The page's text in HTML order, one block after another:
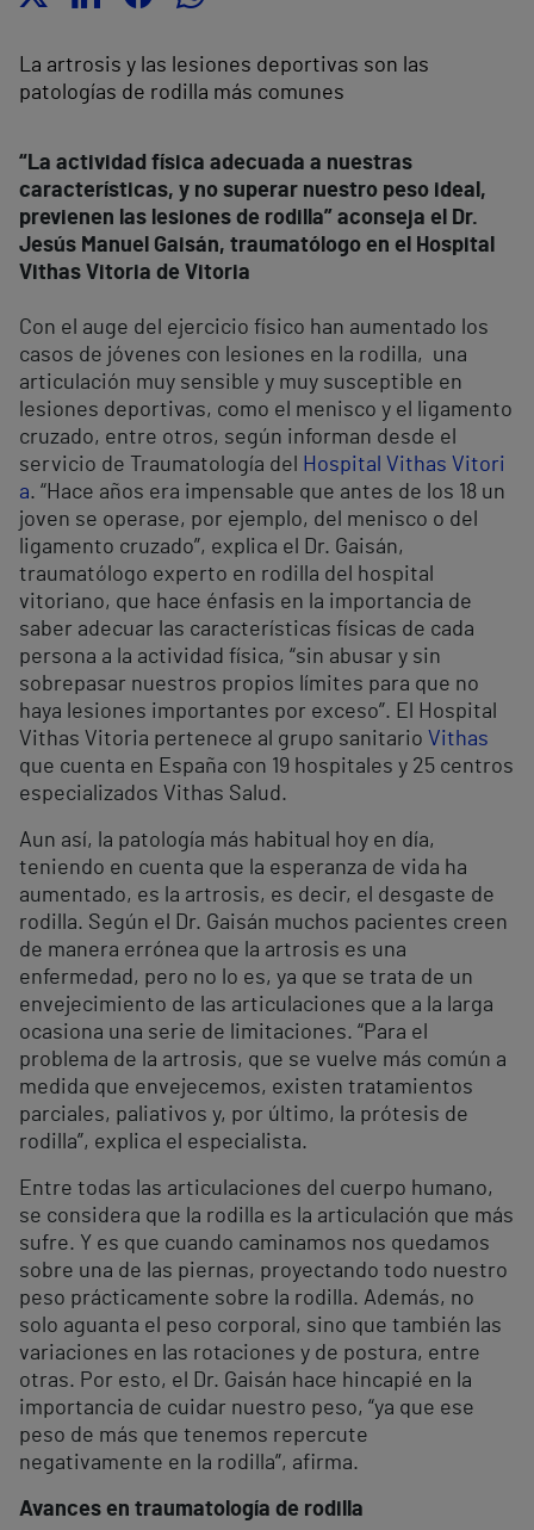
La artrosis y las lesiones deportivas son las
patologías de rodilla más comunes
“La actividad física adecuada a nuestras
características, y no superar nuestro peso ideal,
previenen las lesiones de rodilla” aconseja el Dr.
Jesús Manuel Gaisán, traumatólogo en el Hospital
Vithas Vitoria de Vitoria
Con el auge del ejercicio físico han aumentado los
casos de jóvenes con lesiones en la rodilla, una
articulación muy sensible y muy susceptible en
lesiones deportivas, como el menisco y el ligamento
cruzado, entre otros, según informan desde el
servicio de Traumatología del
Hospital Vithas Vitori
a. “Hace años era impensable que antes de los 18 un
joven se operase, por ejemplo, del menisco o del
ligamento cruzado”, explica el Dr. Gaisán,
traumatólogo experto en rodilla del hospital
vitoriano, que hace énfasis en la importancia de
saber adecuar las características físicas de cada
persona a la actividad física, “sin abusar y sin
sobrepasar nuestros propios límites para que no
haya lesiones importantes por exceso”. El Hospital
Vithas Vitoria pertenece al grupo sanitario Vithas
que cuenta en España con 19 hospitales y 25 centros
especializados Vithas Salud.
Aun así, la patología más habitual hoy en día,
teniendo en cuenta que la esperanza de vida ha
aumentado, es la artrosis, es decir, el desgaste de
rodilla. Según el Dr. Gaisán muchos pacientes creen
de manera errónea que la artrosis es una
enfermedad, pero no lo es, ya que se trata de un
envejecimiento de las articulaciones que a la larga
ocasiona una serie de limitaciones. “Para el
problema de la artrosis, que se vuelve más común a
medida que envejecemos, existen tratamientos
parciales, paliativos y, por último, la prótesis de
rodilla”, explica el especialista.
Entre todas las articulaciones del cuerpo humano,
se considera que la rodilla es la articulación que más
sufre. Y es que cuando caminamos nos quedamos
sobre una de las piernas, proyectando todo nuestro
peso prácticamente sobre la rodilla. Además, no
solo aguanta el peso corporal, sino que también las
variaciones en las rotaciones y de postura, entre
otras. Por esto, el Dr. Gaisán hace hincapié en la
importancia de cuidar nuestro peso, “ya que ese
peso de más que tenemos repercute
negativamente en la rodilla”, afirma.
Avances en traumatología de rodilla